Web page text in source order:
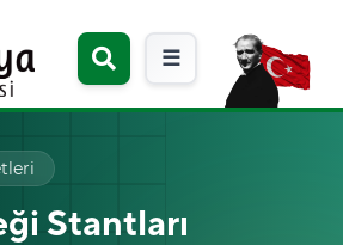
☰
Stantları